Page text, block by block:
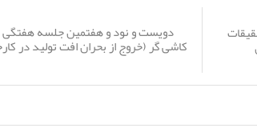
دویست و نود و هفتمین جلسه هفتگی
کاشی گر (خروج از بحران افت تولید در